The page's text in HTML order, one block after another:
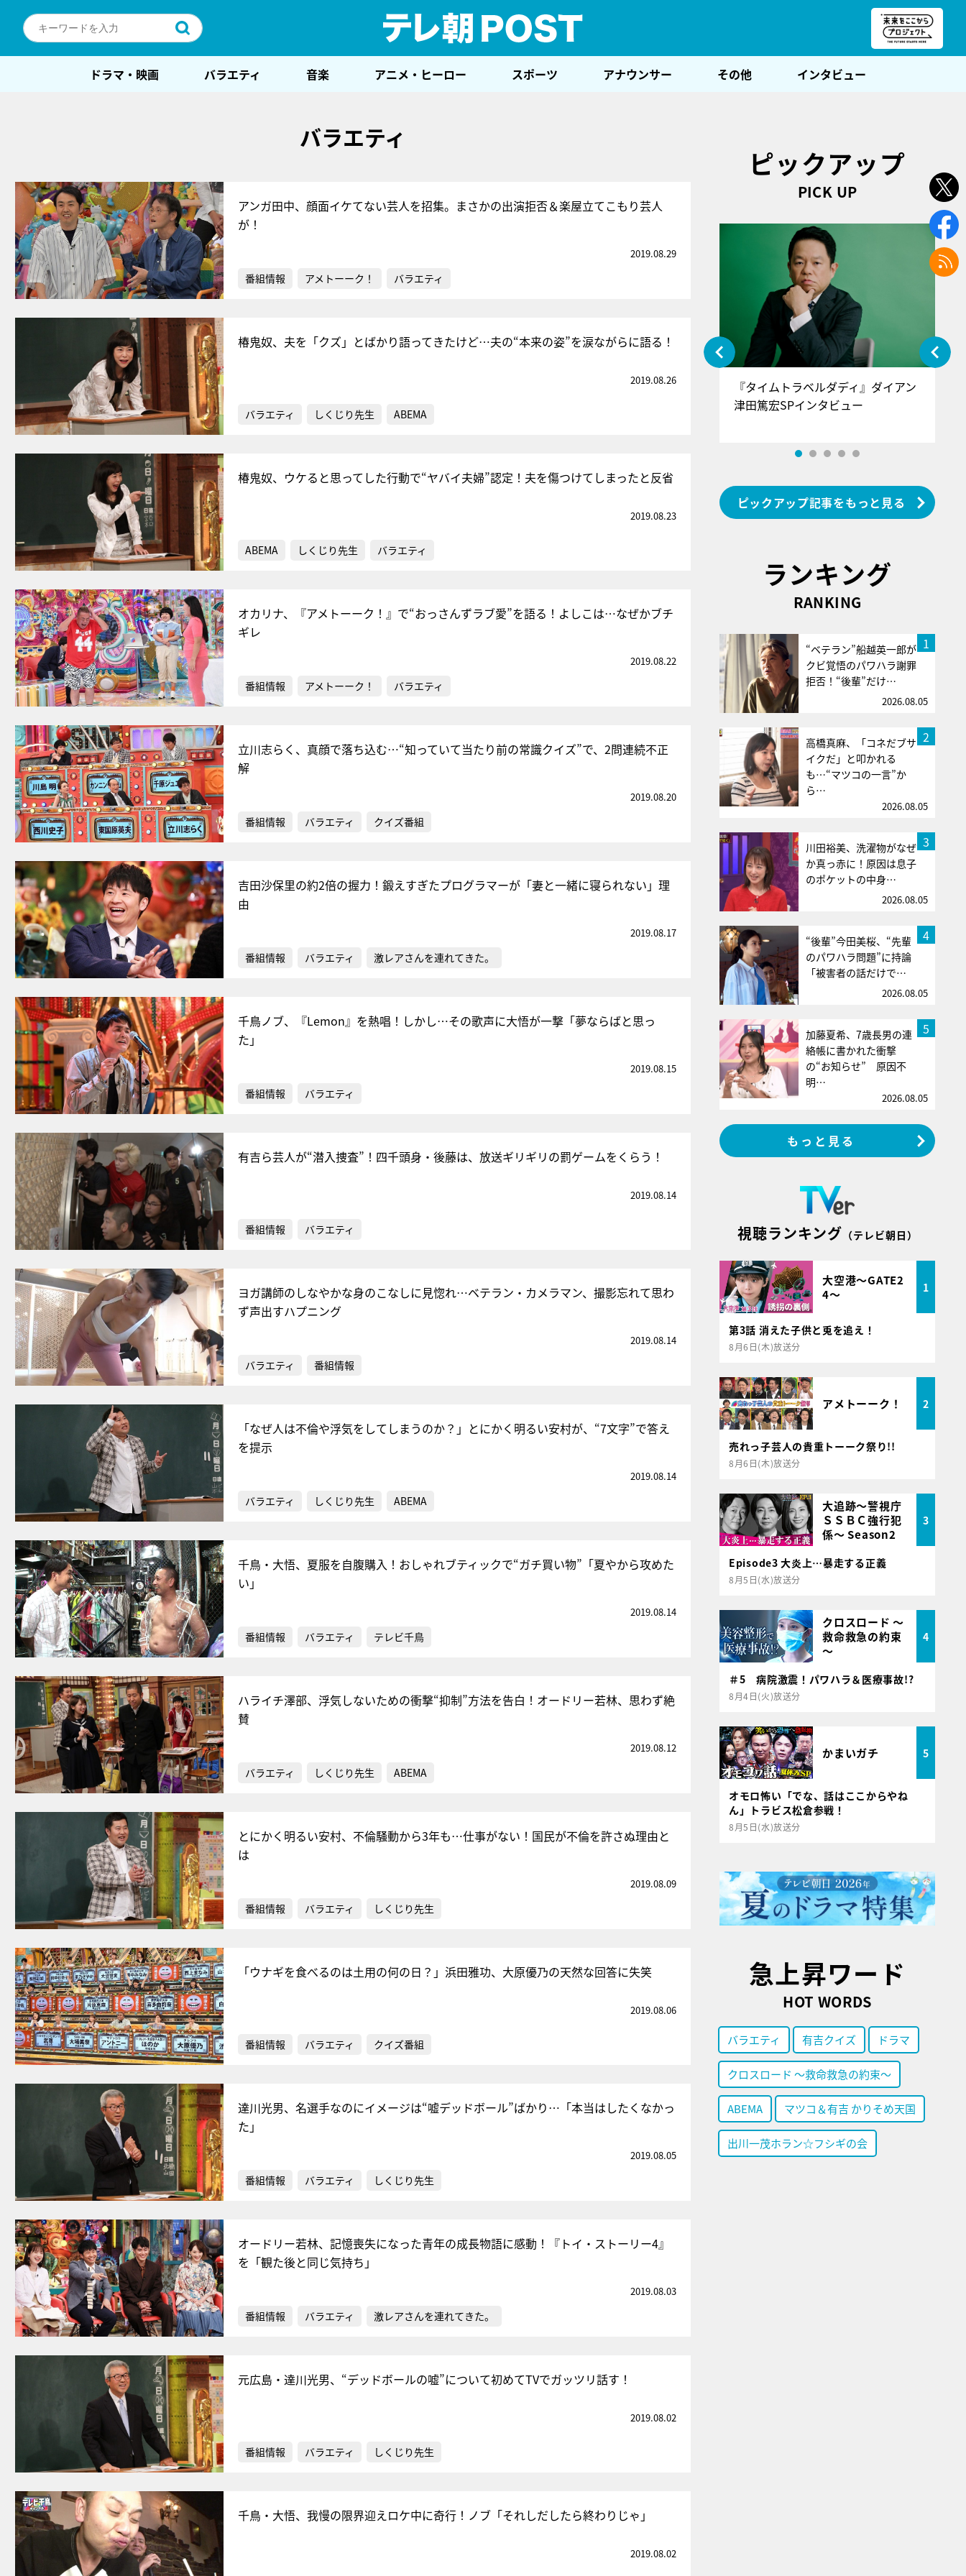
ドラマ・映画 バラエティ 音楽 アニメ・ヒーロー スポーツ アナウンサー その他 インタビュー
バラエティ
アンガ田中、顔面イケてない芸人を招集。まさかの出演拒否＆楽屋立てこもり芸人
が！
2019.08.29
番組情報 アメトーーク！ バラエティ
椿鬼奴、夫を「クズ」とばかり語ってきたけど…夫の“本来の姿”を涙ながらに語る！
2019.08.26
バラエティ しくじり先生 ABEMA
椿鬼奴、ウケると思ってした行動で“ヤバイ夫婦”認定！夫を傷つけてしまったと反省
2019.08.23
ABEMA しくじり先生 バラエティ
オカリナ、『アメトーーク！』で“おっさんずラブ愛”を語る！よしこは…なぜかブチ
ギレ
2019.08.22
番組情報 アメトーーク！ バラエティ
立川志らく、真顔で落ち込む…“知っていて当たり前の常識クイズ”で、2問連続不正
解
2019.08.20
番組情報 バラエティ クイズ番組
吉田沙保里の約2倍の握力！鍛えすぎたプログラマーが「妻と一緒に寝られない」理
由
2019.08.17
番組情報 バラエティ 激レアさんを連れてきた。
千鳥ノブ、『Lemon』を熱唱！しかし…その歌声に大悟が一撃「夢ならばと思っ
た」
2019.08.15
番組情報 バラエティ
有吉ら芸人が“潜入捜査”！四千頭身・後藤は、放送ギリギリの罰ゲームをくらう！
2019.08.14
番組情報 バラエティ
ヨガ講師のしなやかな身のこなしに見惚れ…ベテラン・カメラマン、撮影忘れて思わ
ず声出すハプニング
2019.08.14
バラエティ 番組情報
「なぜ人は不倫や浮気をしてしまうのか？」とにかく明るい安村が、“7文字”で答え
を提示
2019.08.14
バラエティ しくじり先生 ABEMA
千鳥・大悟、夏服を自腹購入！おしゃれブティックで“ガチ買い物”「夏やから攻めた
い」
2019.08.14
番組情報 バラエティ テレビ千鳥
ハライチ澤部、浮気しないための衝撃“抑制”方法を告白！オードリー若林、思わず絶
賛
2019.08.12
バラエティ しくじり先生 ABEMA
とにかく明るい安村、不倫騒動から3年も…仕事がない！国民が不倫を許さぬ理由と
は
2019.08.09
番組情報 バラエティ しくじり先生
「ウナギを食べるのは土用の何の日？」浜田雅功、大原優乃の天然な回答に失笑
2019.08.06
番組情報 バラエティ クイズ番組
達川光男、名選手なのにイメージは“嘘デッドボール”ばかり…「本当はしたくなかっ
た」
2019.08.05
番組情報 バラエティ しくじり先生
オードリー若林、記憶喪失になった青年の成長物語に感動！『トイ・ストーリー4』
を「観た後と同じ気持ち」
2019.08.03
番組情報 バラエティ 激レアさんを連れてきた。
元広島・達川光男、“デッドボールの嘘”について初めてTVでガッツリ話す！
2019.08.02
番組情報 バラエティ しくじり先生
千鳥・大悟、我慢の限界迎えロケ中に奇行！ノブ「それしだしたら終わりじゃ」
2019.08.02
ピックアップ
PICK UP
『アイ＝ラブ！げーみんぐ』＝LOV
『タイムトラベルダディ』ダイアン
津田篤宏SPインタビュー
ピックアップ記事をもっと見る
ランキング
RANKING
1
“ベテラン”船越英一郎が
クビ覚悟のパワハラ謝罪
拒否！“後輩”だけ…
2026.08.05
2
高橋真麻、「コネだブサ
イクだ」と叩かれる
も…“マツコの一言”か
ら…
2026.08.05
3
川田裕美、洗濯物がなぜ
か真っ赤に！原因は息子
のポケットの中身…
2026.08.05
4
“後輩”今田美桜、“先輩
のパワハラ問題”に持論
「被害者の話だけで…
2026.08.05
5
加藤夏希、7歳長男の連
絡帳に書かれた衝撃
の“お知らせ” 原因不
明…
2026.08.05
もっと見る
視聴ランキング （テレビ朝日）
大空港～GATE2
4～
1
第3話 消えた子供と兎を追え！
8月6日(木)放送分
アメトーーク！ 2
売れっ子芸人の貴重トーーク祭り!!
8月6日(木)放送分
大追跡～警視庁
ＳＳＢＣ強行犯
係～ Season2
3
Episode3 大炎上…暴走する正義
8月5日(水)放送分
クロスロード ～
救命救急の約束
～
4
＃5 病院激震！パワハラ＆医療事故!?
8月4日(火)放送分
かまいガチ 5
オモロ怖い「でな、話はここからやね
ん」トラビス松倉参戦！
8月5日(水)放送分
急上昇ワード
HOT WORDS
バラエティ 有吉クイズ ドラマ
クロスロード ～救命救急の約束～
ABEMA マツコ＆有吉 かりそめ天国
出川一茂ホラン☆フシギの会